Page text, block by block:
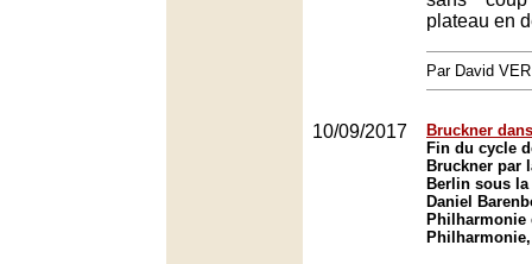
plateau en
Par David
10/09/2017
Bruckner
Fin du cycle
Bruckner par
Berlin sous
Daniel
Philharmonie